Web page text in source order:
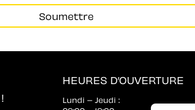
Soumettre
HEURES D’OUVERTURE
Lundi – Jeudi :